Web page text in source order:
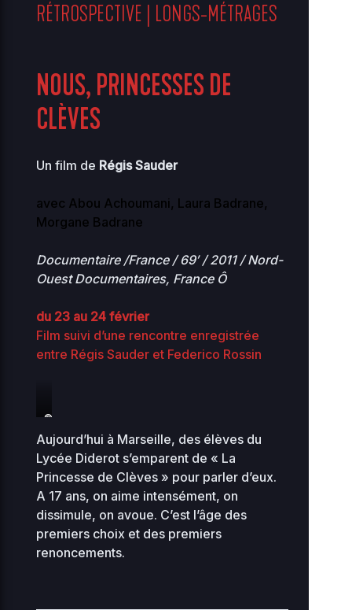
RÉTROSPECTIVE | LONGS-MÉTRAGES
NOUS, PRINCESSES DE
CLÈVES
Un film de Régis Sauder
avec Abou Achoumani, Laura Badrane,
Morgane Badrane
Documentaire /France / 69′ / 2011 / Nord-
Ouest Documentaires, France Ô
du 23 au 24 février
Film suivi d’une rencontre enregistrée
entre Régis Sauder et Federico Rossin
©Shellac
Aujourd’hui à Marseille, des élèves du
Lycée Diderot s’emparent de « La
Princesse de Clèves » pour parler d’eux.
A 17 ans, on aime intensément, on
dissimule, on avoue. C’est l’âge des
premiers choix et des premiers
renoncements.